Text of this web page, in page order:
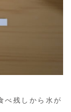
べ残しから水が